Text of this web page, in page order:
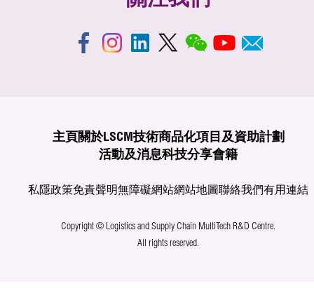
主頁關於LSCM技術商品化項目及資助計劃
活動及消息科技分享會籍
私隱政策免責聲明無障礙網站網站地圖聯絡我們有用連結
Copyright © Logistics and Supply Chain MultiTech R&D Centre.
All rights reserved.